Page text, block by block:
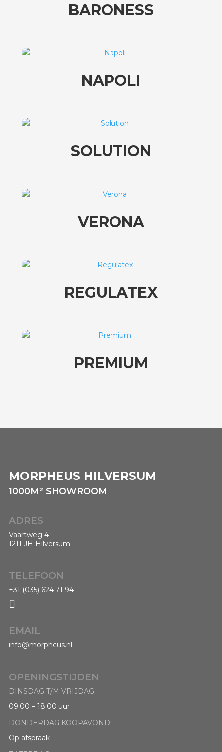
BARONESS
NAPOLI
SOLUTION
VERONA
REGULATEX
PREMIUM
MORPHEUS HILVERSUM
1000M² SHOWROOM
ADRES
Vaartweg 4
1211 JH Hilversum
TELEFOON
+31 (035) 624 71 94

EMAIL
info@morpheus.nl
OPENINGSTIJDEN
DINSDAG T/M VRIJDAG:
09:00 – 18:00 uur
DONDERDAG KOOPAVOND:
Op afspraak